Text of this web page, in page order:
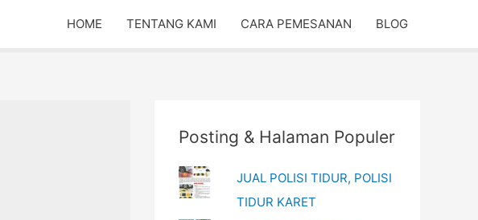
HOME TENTANG KAMI CARA PEMESANAN BLOG
Posting & Halaman Populer
JUAL POLISI TIDUR, POLISI
TIDUR KARET